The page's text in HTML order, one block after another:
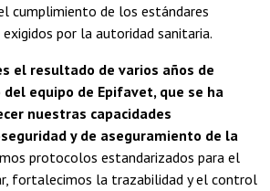
cumplimiento de los estándares
por la autoridad sanitaria.
el resultado de varios años de
equipo de Epifavet, que se ha
nuestras capacidades
y de aseguramiento de la
protocolos estandarizados para el
fortalecimos la trazabilidad y el control